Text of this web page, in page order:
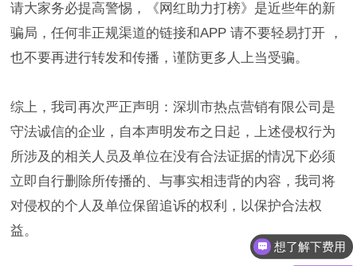
请大家务必提高警惕，《网红助力打榜》是近些年的新
骗局，任何非正规渠道的链接和APP 请不要轻易打开 ，
也不要再进行转发和传播，谨防更多人上当受骗。
综上，我司再次严正声明：深圳市热点营销有限公司是
守法诚信的企业，自本声明发布之日起，上述侵权行为
所涉及的相关人员及单位在没有合法证据的情况下必须
立即自行删除所传播的、与事实相违背的内容，我司将
对侵权的个人及单位保留追诉的权利，以保护合法权
益。
想了解下费用